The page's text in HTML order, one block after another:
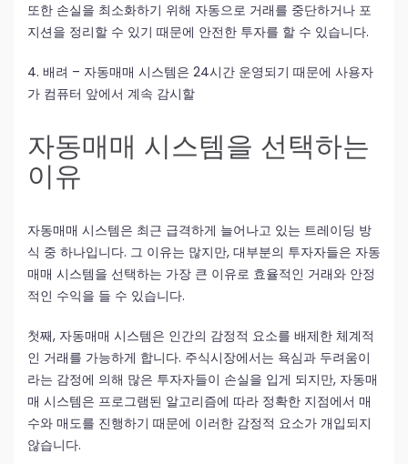
또한 손실을 최소화하기 위해 자동으로 거래를 중단하거나 포
지션을 정리할 수 있기 때문에 안전한 투자를 할 수 있습니다.
4. 배려 – 자동매매 시스템은 24시간 운영되기 때문에 사용자
가 컴퓨터 앞에서 계속 감시할
자동매매 시스템을 선택하는
이유
자동매매 시스템은 최근 급격하게 늘어나고 있는 트레이딩 방
식 중 하나입니다. 그 이유는 많지만, 대부분의 투자자들은 자동
매매 시스템을 선택하는 가장 큰 이유로 효율적인 거래와 안정
적인 수익을 들 수 있습니다.
첫째, 자동매매 시스템은 인간의 감정적 요소를 배제한 체계적
인 거래를 가능하게 합니다. 주식시장에서는 욕심과 두려움이
라는 감정에 의해 많은 투자자들이 손실을 입게 되지만, 자동매
매 시스템은 프로그램된 알고리즘에 따라 정확한 지점에서 매
수와 매도를 진행하기 때문에 이러한 감정적 요소가 개입되지
않습니다.